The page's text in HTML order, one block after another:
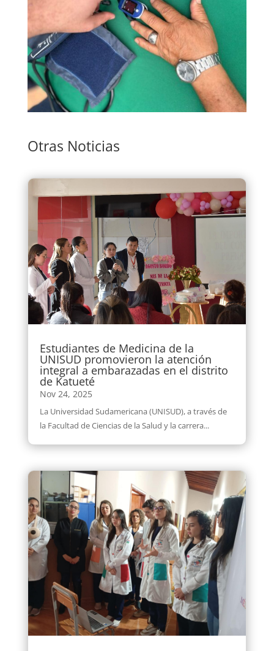
Otras Noticias
Estudiantes de Medicina de la
UNISUD promovieron la atención
integral a embarazadas en el distrito
de Katueté
Nov 24, 2025
La Universidad Sudamericana (UNISUD), a través de
la Facultad de Ciencias de la Salud y la carrera...